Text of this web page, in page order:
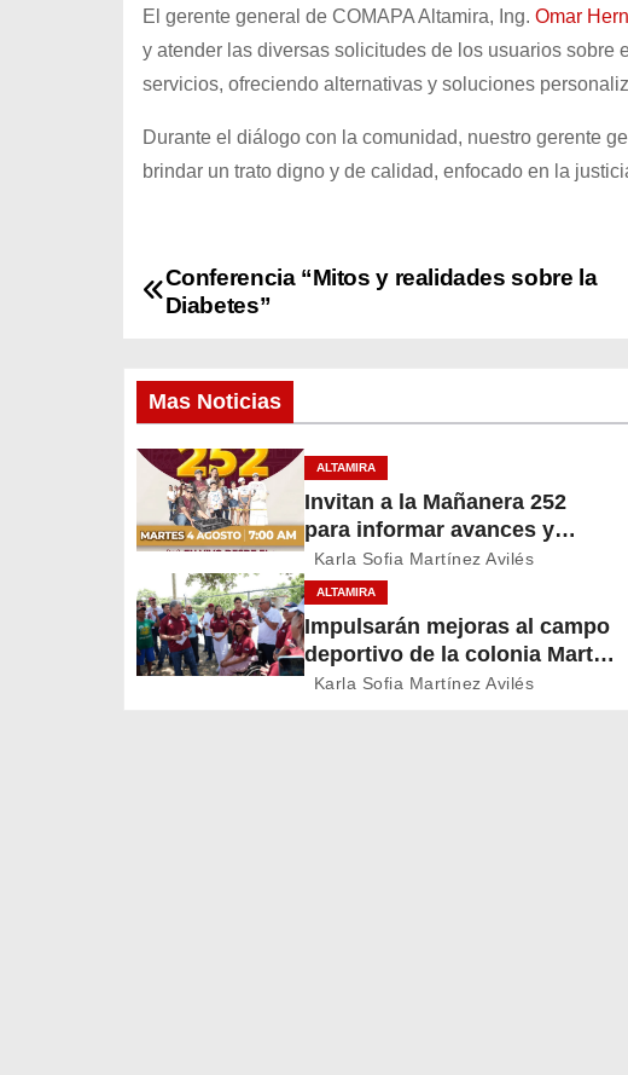
El gerente general de COMAPA Altamira, Ing. Omar
y atender las diversas solicitudes de los usuarios sobre
servicios, ofreciendo alternativas y soluciones
Durante el diálogo con la comunidad, nuestro gerente
brindar un trato digno y de calidad, enfocado en la
N
v
e
a
c
i
Conferencia “Mitos y realidades sobre la
Diabetes”
Mas Noticias
ALTAMIRA
Invitan a la Mañanera 252
para informar avances y
proyectos de Altamira
Karla Sofia Martínez Avilés
ALTAMIRA
Impulsarán mejoras al campo
deportivo de la colonia Martín
A. Martínez
Karla Sofia Martínez Avilés